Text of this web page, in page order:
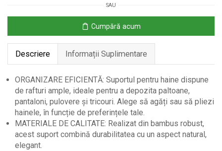
Bambus
cu
Rafturi,
6
Niveluri
SAU
Cumpără acum
Descriere Informații Suplimentare
ORGANIZARE EFICIENTĂ: Suportul pentru haine dispune
de rafturi ample, ideale pentru a depozita paltoane,
pantaloni, pulovere și tricouri. Alege să agăți sau să pliezi
hainele, în funcție de preferințele tale.
MATERIALE DE CALITATE: Realizat din bambus robust,
acest suport combină durabilitatea cu un aspect natural,
elegant.